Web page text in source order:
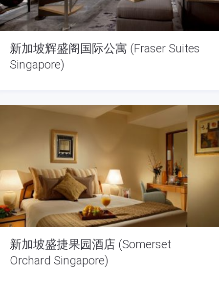
新加坡辉盛阁国际公寓 (Fraser Suites
Singapore)
新加坡盛捷果园酒店 (Somerset
Orchard Singapore)